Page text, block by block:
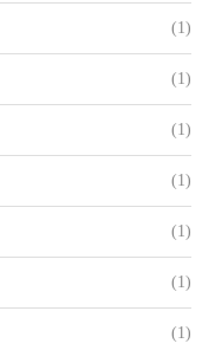
(1)
(1)
(1)
(1)
(1)
(1)
(1)